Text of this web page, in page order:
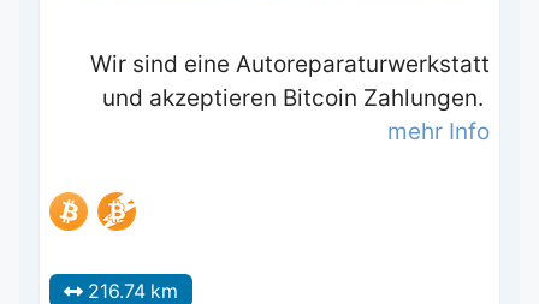
Wir sind eine Autoreparaturwerkstatt
und akzeptieren Bitcoin Zahlungen.
mehr Info
216.74 km